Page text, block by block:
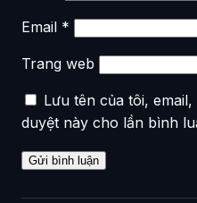
Email *
Trang web
Lưu tên của tôi,
duyệt này cho lần bình